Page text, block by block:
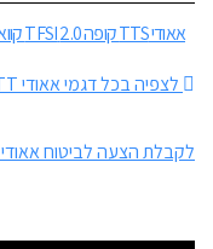
אאודי TTS קופה 2.0 TFSI קוואטרו אוטומט
לצפיה בכל דגמי אאודי TT מכל השנים
לקבלת הצעה לביטוח אאודי TT